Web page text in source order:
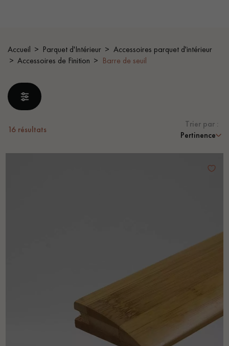
D'INTÉRIEUR
Un expert Décoplus Parquets vous appelle
Accueil Parquet d'Intérieur
Accessoires parquet d'intérieur
Accessoires de Finition
Barre de seuil
16 résultats
Trier par :
Pertinence